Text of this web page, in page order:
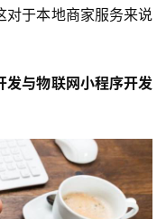
对于本地商家服务来说
发与物联网小程序开发